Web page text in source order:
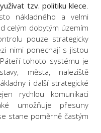
tzv. politiku klece.
nákladného a velmi
celým dobytým územím
pouze strategicky
nimi ponechají s jistou
tohoto systému je
města, naleziště
i další strategické
rychlou komunikaci
umožňuje přesuny
stane poměrně častým